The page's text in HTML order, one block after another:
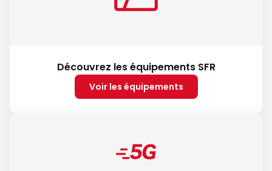
Découvrez les équipements SFR
Voir les équipements